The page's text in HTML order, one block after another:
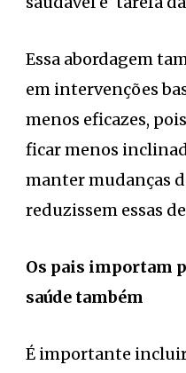
Essa abordagem
em intervenções
menos eficazes,
ficar menos
manter mudanças
reduzissem essas
Os pais importam
saúde também
É importante incluir